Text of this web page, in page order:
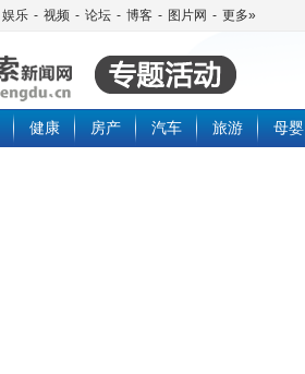
娱乐 - 视频 - 论坛 - 博客 - 图片网 - 更多»
健康 房产 汽车 旅游 母婴